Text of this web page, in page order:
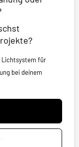
Lichtsystem für
bei deinem